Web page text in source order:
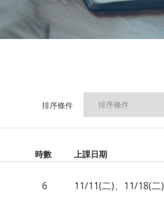
排序條件
時數
上課日期
6 11/11(二)、11/18(二)